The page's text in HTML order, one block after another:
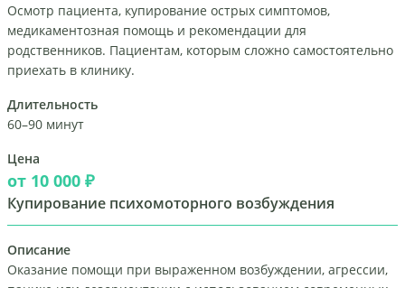
Осмотр пациента, купирование острых симптомов,
медикаментозная помощь и рекомендации для
родственников. Пациентам, которым сложно самостоятельно
приехать в клинику.
Длительность
60–90 минут
Цена
от 10 000 ₽
Купирование психомоторного возбуждения
Описание
Оказание помощи при выраженном возбуждении, агрессии,